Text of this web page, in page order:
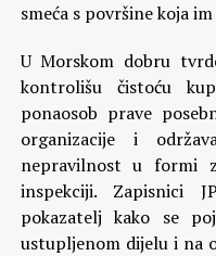
smeća s površine koja
U Morskom dobru
kontrolišu čistoću
ponaosob prave
organizacije i
nepravilnost u formi
inspekciji. Zapisnici
pokazatelj kako se
ustupljenom dijelu i na